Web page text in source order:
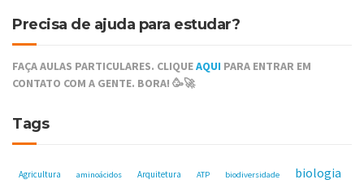
Precisa de ajuda para estudar?
FAÇA AULAS PARTICULARES. CLIQUEAQUI PARA ENTRAR EM
CONTATO COM A GENTE. BORA! 🥳🚀
Tags
Agricultura aminoácidos Arquitetura ATP biodiversidade biologia